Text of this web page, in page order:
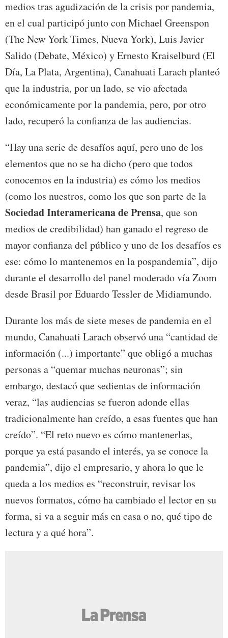
medios tras agudización de la crisis por pandemia,
en el cual participó junto con Michael Greenspon
(The New York Times, Nueva York), Luis Javier
Salido (Debate, México) y Ernesto Kraiselburd (El
Día, La Plata, Argentina), Canahuati Larach planteó
que la industria, por un lado, se vio afectada
económicamente por la pandemia, pero, por otro
lado, recuperó la confianza de las audiencias.
“Hay una serie de desafíos aquí, pero uno de los
elementos que no se ha dicho (pero que todos
conocemos en la industria) es cómo los medios
(como los nuestros, como los que son parte de la
Sociedad Interamericana de Prensa, que son
medios de credibilidad) han ganado el regreso de
mayor confianza del público y uno de los desafíos es
ese: cómo lo mantenemos en la pospandemia”, dijo
durante el desarrollo del panel moderado vía Zoom
desde Brasil por Eduardo Tessler de Midiamundo.
Durante los más de siete meses de pandemia en el
mundo, Canahuati Larach observó una “cantidad de
información (...) importante” que obligó a muchas
personas a “quemar muchas neuronas”; sin
embargo, destacó que sedientas de información
veraz, “las audiencias se fueron adonde ellas
tradicionalmente han creído, a esas fuentes que han
creído”. “El reto nuevo es cómo mantenerlas,
porque ya está pasando el interés, ya se conoce la
pandemia”, dijo el empresario, y ahora lo que le
queda a los medios es “reconstruir, revisar los
nuevos formatos, cómo ha cambiado el lector en su
forma, si va a seguir más en casa o no, qué tipo de
lectura y a qué hora”.